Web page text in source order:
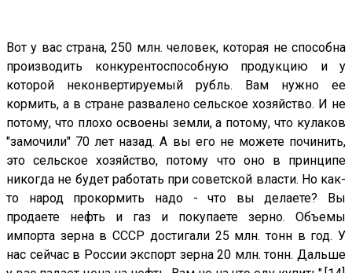
Вот у вас страна, 250 млн. человек, которая не способна
производить конкурентоспособную продукцию и у
которой неконвертируемый рубль. Вам нужно ее
кормить, а в стране развалено сельское хозяйство. И не
потому, что плохо освоены земли, а потому, что кулаков
"замочили" 70 лет назад. А вы его не можете починить,
это сельское хозяйство, потому что оно в принципе
никогда не будет работать при советской власти. Но как-
то народ прокормить надо - что вы делаете? Вы
продаете нефть и газ и покупаете зерно. Объемы
импорта зерна в СССР достигали 25 млн. тонн в год. У
нас сейчас в России экспорт зерна 20 млн. тонн. Дальше